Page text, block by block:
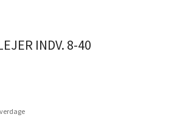
INDV. 8-40